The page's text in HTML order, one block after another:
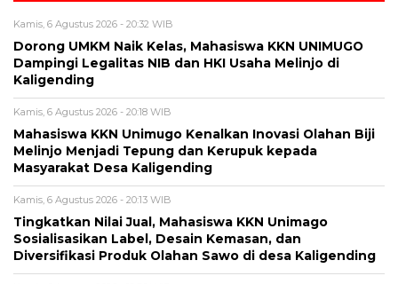
Kamis, 6 Agustus 2026 - 20:32 WIB
Dorong UMKM Naik Kelas, Mahasiswa KKN UNIMUGO
Dampingi Legalitas NIB dan HKI Usaha Melinjo di
Kaligending
Kamis, 6 Agustus 2026 - 20:18 WIB
Mahasiswa KKN Unimugo Kenalkan Inovasi Olahan Biji
Melinjo Menjadi Tepung dan Kerupuk kepada
Masyarakat Desa Kaligending
Kamis, 6 Agustus 2026 - 20:13 WIB
Tingkatkan Nilai Jual, Mahasiswa KKN Unimago
Sosialisasikan Label, Desain Kemasan, dan
Diversifikasi Produk Olahan Sawo di desa Kaligending